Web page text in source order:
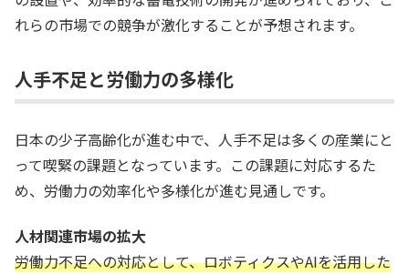
れらの市場での競争が激化することが予想されます。
人手不足と労働力の多様化
日本の少子高齢化が進む中で、人手不足は多くの産業にと
って喫緊の課題となっています。この課題に対応するた
め、労働力の効率化や多様化が進む見通しです。
人材関連市場の拡大
労働力不足への対応として、ロボティクスやAIを活用した